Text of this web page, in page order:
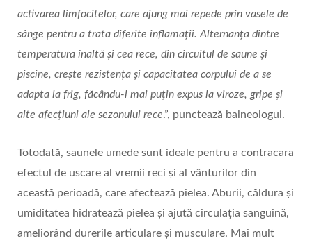
activarea limfocitelor, care ajung mai repede prin vasele de
sânge pentru a trata diferite inflamații. Alternanța dintre
temperatura înaltă și cea rece, din circuitul de saune și
piscine, crește rezistența și capacitatea corpului de a se
adapta la frig, făcându-l mai puțin expus la viroze, gripe și
alte afecțiuni ale sezonului rece.”, punctează balneologul.
Totodată, saunele umede sunt ideale pentru a contracara
efectul de uscare al vremii reci și al vânturilor din
această perioadă, care afectează pielea. Aburii, căldura și
umiditatea hidratează pielea și ajută circulația sanguină,
ameliorând durerile articulare și musculare. Mai mult